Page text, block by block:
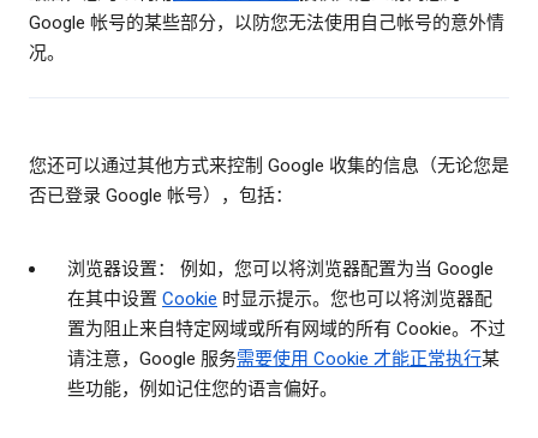
Google 帐号的某些部分，以防您无法使用自己帐号的意外情
况。
您还可以通过其他方式来控制 Google 收集的信息（无论您是
否已登录 Google 帐号），包括：
浏览器设置： 例如，您可以将浏览器配置为当 Google
在其中设置 Cookie 时显示提示。您也可以将浏览器配
置为阻止来自特定网域或所有网域的所有 Cookie。不过
请注意，Google 服务需要使用 Cookie 才能正常执行某
些功能，例如记住您的语言偏好。